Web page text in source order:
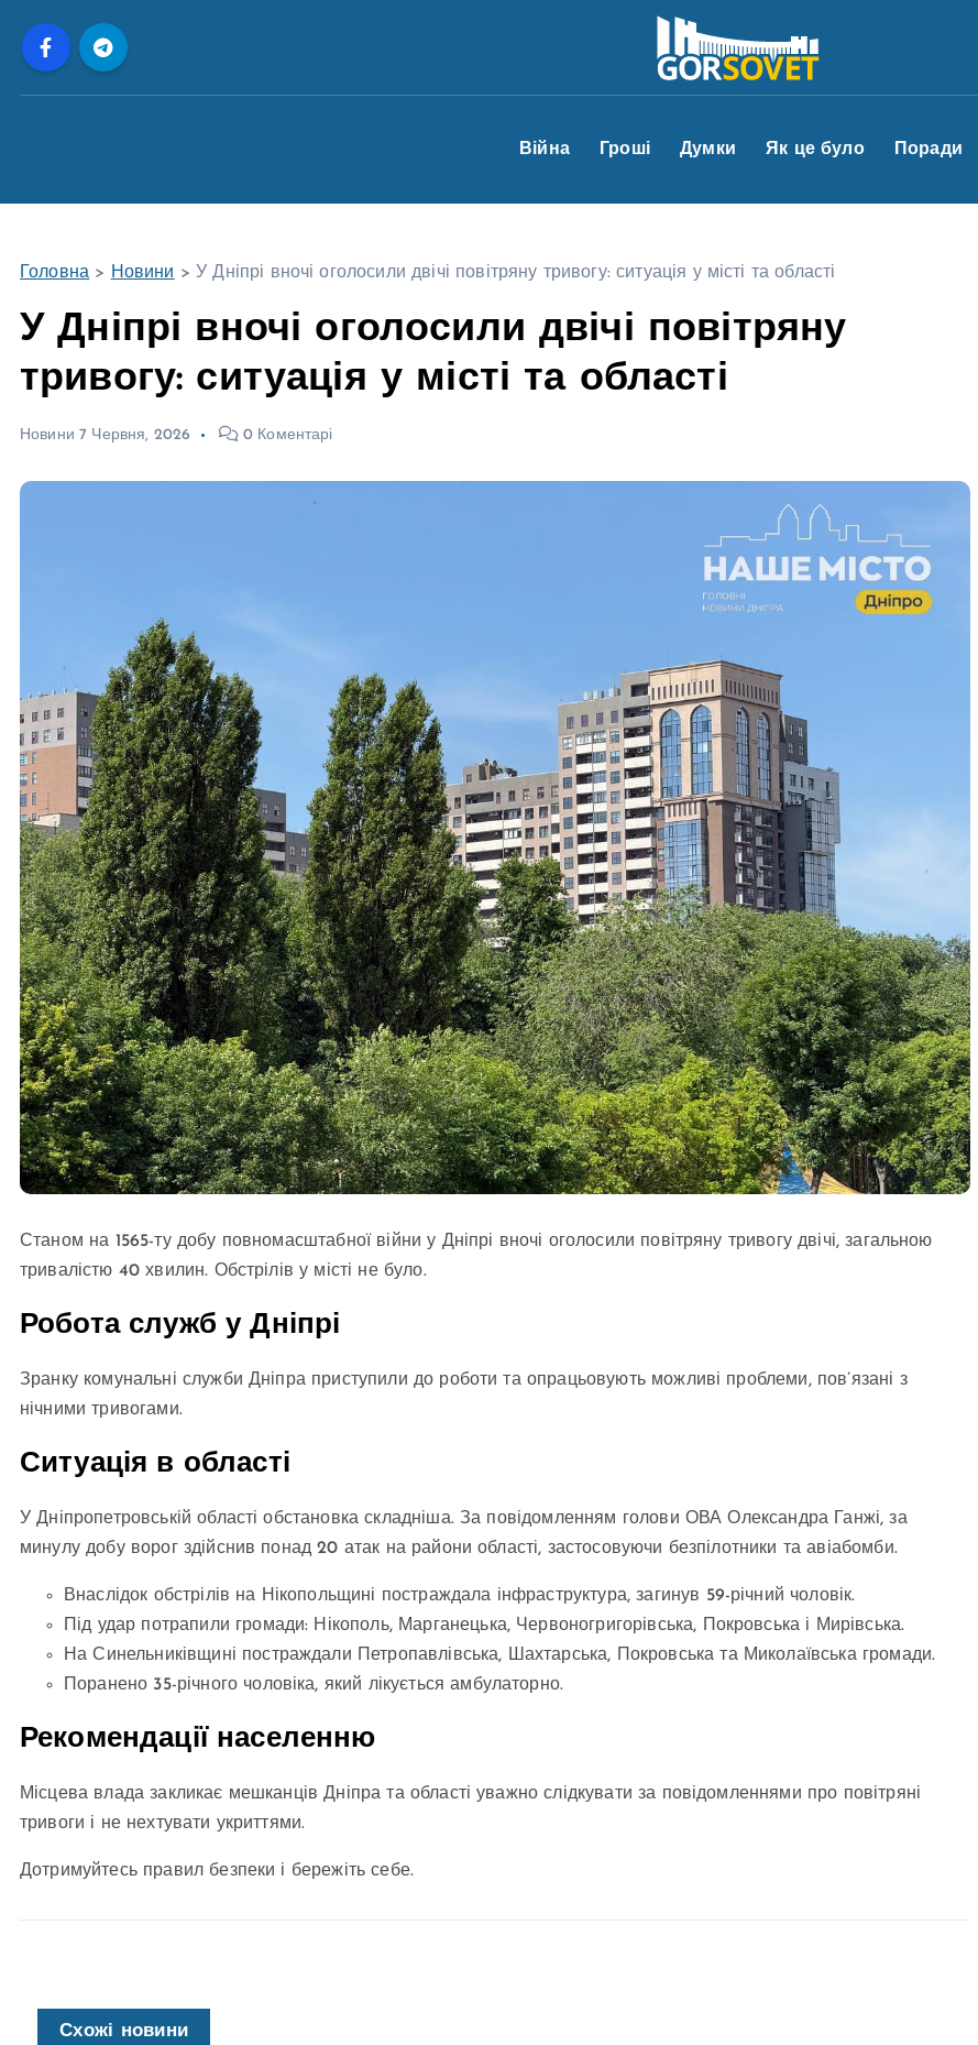
Війна Гроші Думки Як це було Поради
Головна > Новини > У Дніпрі вночі оголосили двічі повітряну тривогу: ситуація у місті та області
У Дніпрі вночі оголосили двічі повітряну
тривогу: ситуація у місті та області
Новини 7 Червня, 2026 0 Коментарі
Станом на 1565-ту добу повномасштабної війни у Дніпрі вночі оголосили повітряну тривогу двічі, загальною
тривалістю 40 хвилин. Обстрілів у місті не було.
Робота служб у Дніпрі
Зранку комунальні служби Дніпра приступили до роботи та опрацьовують можливі проблеми, пов’язані з
нічними тривогами.
Ситуація в області
У Дніпропетровській області обстановка складніша. За повідомленням голови ОВА Олександра Ганжі, за
минулу добу ворог здійснив понад 20 атак на райони області, застосовуючи безпілотники та авіабомби.
Внаслідок обстрілів на Нікопольщині постраждала інфраструктура, загинув 59-річний чоловік.
Під удар потрапили громади: Нікополь, Марганецька, Червоногригорівська, Покровська і Мирівська.
На Синельниківщині постраждали Петропавлівська, Шахтарська, Покровська та Миколаївська громади.
Поранено 35-річного чоловіка, який лікується амбулаторно.
Рекомендації населенню
Місцева влада закликає мешканців Дніпра та області уважно слідкувати за повідомленнями про повітряні
тривоги і не нехтувати укриттями.
Дотримуйтесь правил безпеки і бережіть себе.
Схожі новини